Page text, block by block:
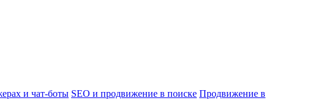
и чат-боты SEO и продвижение в поиске Продвижение в